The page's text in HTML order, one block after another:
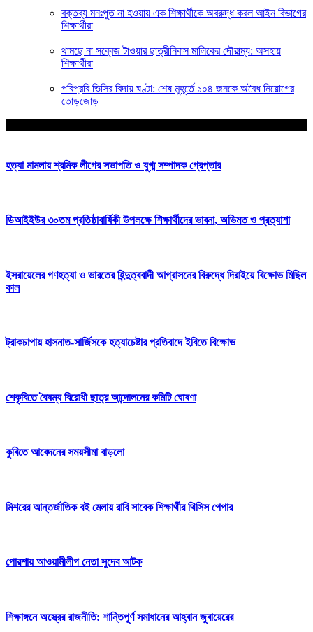
বক্তব্য মনঃপুত না হওয়ায় এক শিক্ষার্থীকে অবরুদ্ধ করল আইন বিভাগের
শিক্ষার্থীরা
থামছে না সব্বেজ টাওয়ার ছাত্রীনিবাস মালিকের দৌরাত্ম্য: অসহায়
শিক্ষার্থীরা
পবিপ্রবি ভিসির বিদায় ঘণ্টা: শেষ মুহূর্তে ১০৪ জনকে অবৈধ নিয়োগের
তোড়জোড়
হত্যা মামলায় শ্রমিক লীগের সভাপতি ও যুগ্ম সম্পাদক গ্রেপ্তার
ডিআইইউর ৩০তম প্রতিষ্ঠাবার্ষিকী উপলক্ষে শিক্ষার্থীদের ভাবনা, অভিমত ও প্রত্যাশা
ইসরায়েলের গণহত্যা ও ভারতের হিন্দুত্ববাদী আগ্রাসনের বিরুদ্ধে দিরাইয়ে বিক্ষোভ মিছিল
কাল
ট্রাকচাপায় হাসনাত-সার্জিসকে হত্যাচেষ্টার প্রতিবাদে ইবিতে বিক্ষোভ
শেকৃবিতে বৈষম্য বিরোধী ছাত্র আন্দোলনের কমিটি ঘোষণা
কুবিতে আবেদনের সময়সীমা বাড়লো
মিশরের আন্তর্জাতিক বই মেলায় রাবি সাবেক শিক্ষার্থীর থিসিস পেপার
পোরশায় আওয়ামীলীগ নেতা সুদেব আটক
শিক্ষাঙ্গনে অস্ত্রের রাজনীতি: শান্তিপূর্ণ সমাধানের আহ্বান জুবায়েরের